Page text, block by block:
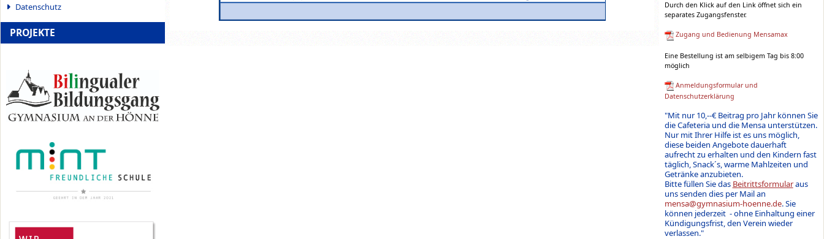
Datenschutz
PROJEKTE
Durch den Klick auf den Link öffnet sich ein
separates Zugangsfenster.
Zugang und Bedienung Mensamax
Eine Bestellung ist am selbigem Tag bis 8:00
möglich
Anmeldungsformular und
Datenschutzerklärung
"Mit nur 10,--€ Beitrag pro Jahr können Sie
die Cafeteria und die Mensa unterstützen.
Nur mit Ihrer Hilfe ist es uns möglich,
diese beiden Angebote dauerhaft
aufrecht zu erhalten und den Kindern fast
täglich, Snack´s, warme Mahlzeiten und
Getränke anzubieten.
Bitte füllen Sie das Beitrittsformularaus
uns senden dies per Mail an
mensa@gymnasium-hoenne.de. Sie
können jederzeit - ohne Einhaltung einer
Kündigungsfrist, den Verein wieder
verlassen."